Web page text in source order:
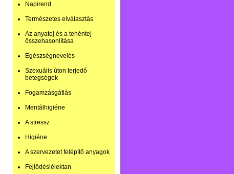
Napirend
Természetes elválasztás
Az anyatej és a tehéntej
összehasonlítása
Egészségnevelés
Szexuális úton terjedő
betegségek
Fogamzásgátlás
Mentálhigiéne
A stressz
Higiéne
A szervezetet felépítő anyagok
Fejlődéslélektan